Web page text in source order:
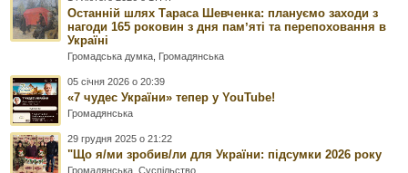
Останній шлях Тараса Шевченка: плануємо заходи з
нагоди 165 роковин з дня памʼяті та перепоховання в
Україні
Громадська думка, Громадянська
05 січня 2026 о 20:39
«7 чудес України» тепер у YouTube!
Громадянська
29 грудня 2025 о 21:22
"Що я/ми зробив/ли для України: підсумки 2026 року
Громадянська,Суспільство